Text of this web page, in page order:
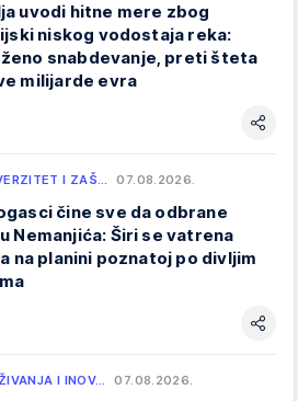
uvodi hitne mere zbog
niskog vodostaja reka:
snabdevanje, preti šteta
milijarde evra
I ZAŠ… 07.08.2026.
čine sve da odbrane
Nemanjića: Širi se vatrena
na planini poznatoj po divljim
I INOV… 07.08.2026.